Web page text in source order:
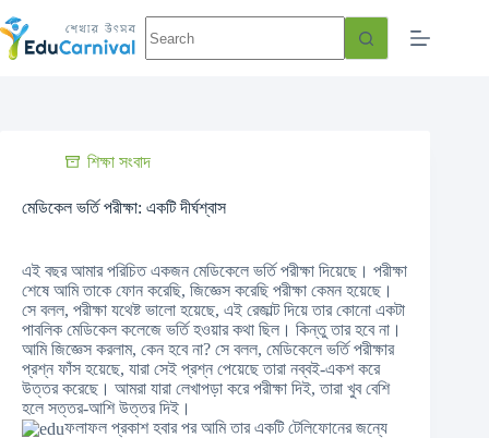
শিক্ষা সংবাদ
মেডিকেল ভর্তি পরীক্ষা: একটি দীর্ঘশ্বাস
এই বছর আমার পরিচিত একজন মেডিকেলে ভর্তি পরীক্ষা দিয়েছে। পরীক্ষা
শেষে আমি তাকে ফোন করেছি, জিজ্ঞেস করেছি পরীক্ষা কেমন হয়েছে।
সে বলল, পরীক্ষা যথেষ্ট ভালো হয়েছে, এই রেজাল্ট দিয়ে তার কোনো একটা
পাবলিক মেডিকেল কলেজে ভর্তি হওয়ার কথা ছিল। কিন্তু তার হবে না।
আমি জিজ্ঞেস করলাম, কেন হবে না? সে বলল, মেডিকেলে ভর্তি পরীক্ষার
প্রশ্ন ফাঁস হয়েছে, যারা সেই প্রশ্ন পেয়েছে তারা নব্বই-একশ করে
উত্তর করেছে। আমরা যারা লেখাপড়া করে পরীক্ষা দিই, তারা খুব বেশি
হলে সত্তর-আশি উত্তর দিই।
ফলাফল প্রকাশ হবার পর আমি তার একটি টেলিফোনের জন্যে